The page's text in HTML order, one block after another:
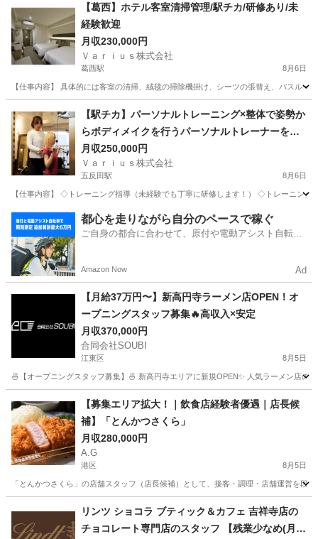
【葛西】ホテル客室清掃管理/駅チカ/研修あり/未
経験歓迎
月収230,000円
Ｖａｒｉｕｓ株式会社
葛西駅 8月6日
【仕事内容】 具体的には客室の清掃、絨毯の掃除機掛け、シーツの張替え、バスル
葛西駅 ホテル 未経験
【駅チカ】パーソナルトレーニング×整体で姿勢か
らボディメイクを行うパーソナルトレーナーを募
集！
月収250,000円
Ｖａｒｉｕｓ株式会社
五反田駅 8月6日
【仕事内容】 ◇トレーニング指導（未経験でも丁寧に研修します！） ◇トレーニン
五反田駅 その他
都心を走りながら自分のペースで稼ぐ
ご自身の都合に合わせて、原付や電動アシスト自転車
Amazon Now Ad
【月給37万円〜】新高円寺ラーメン店OPEN！オ
ープニングスタッフ募集🔥高収入×安定
月収370,000円
合同会社SOUBI
江東区 8月5日
🍜【オープニングスタッフ募集】🍜 新高円寺エリアに新規OPEN✨ 人気ラーメン
飲食
【募集エリア拡大！｜飲食店経験者優遇｜店長候
補】「とんかつさくら」
月収280,000円
A.G
港区 8月5日
「とんかつさくら」の店舗スタッフ（店長候補）として、接客・調理・店舗運営を
飲食
リンツ ショコラ ブティック＆カフェ 吉祥寺店の
チョコレート専門店のスタッフ 【残業少なめ(月2